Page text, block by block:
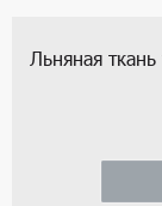
Льняная